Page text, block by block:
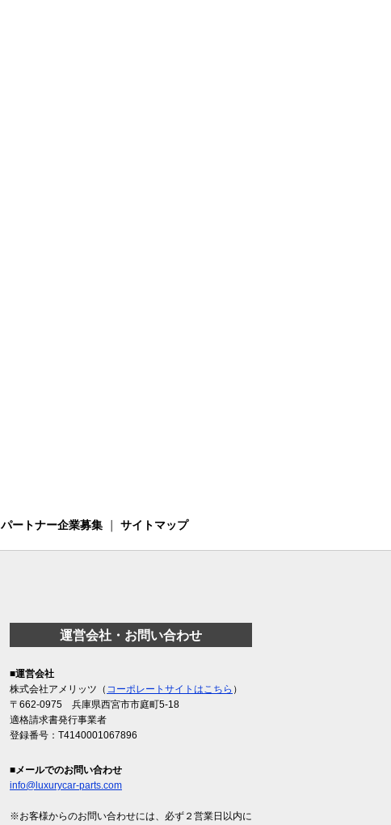
パートナー企業募集 サイトマップ
運営会社・お問い合わせ
■運営会社
株式会社アメリッツ（ コーポレートサイトはこちら ）
〒662-0975 兵庫県西宮市市庭町5-18
適格請求書発行事業者
登録番号：T4140001067896
■メールでのお問い合わせ
info@luxurycar-parts.com
※お客様からのお問い合わせには、必ず２営業日以内に